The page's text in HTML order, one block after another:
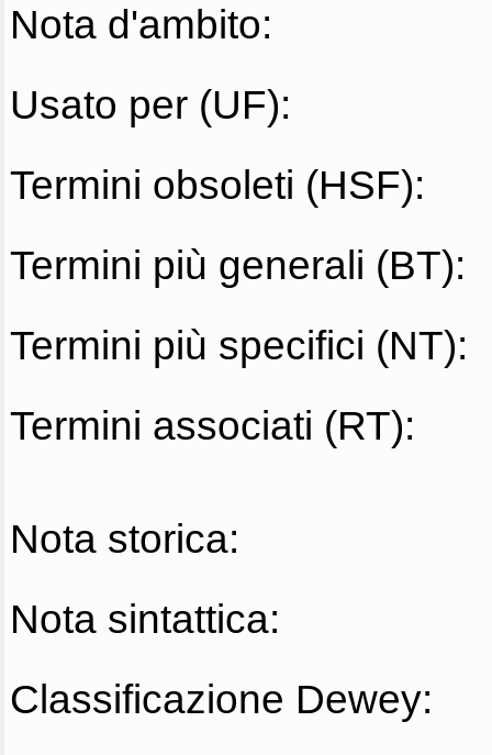
Nota d'ambito:
Usato per (UF):
Termini obsoleti (HSF):
Termini più generali (BT):
Termini più specifici (NT):
Termini associati (RT):
Nota storica:
Nota sintattica:
Classificazione Dewey: